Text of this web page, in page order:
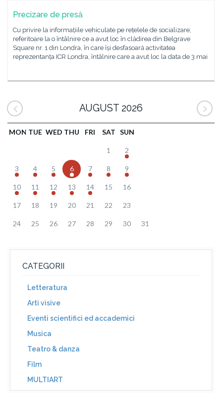
Precizare de presă
Cu privire la informațiile vehiculate pe rețelele de socializare,
referitoare la o întâlnire ce a avut loc în clădirea din Belgrave
Square nr. 1 din Londra, în care își desfasoară activitatea
reprezentanța ICR Londra, întâlnire care a avut loc la data de 3 mai
AUGUST 2026
MON TUE WED THU FRI SAT SUN
1 2
3 4 5 6 7 8 9
10 11 12 13 14 15 16
17 18 19 20 21 22 23
24 25 26 27 28 29 30 31
CATEGORII
Letteratura
Arti visive
Eventi scientifici ed accademici
Musica
Teatro & danza
Film
MULTIART